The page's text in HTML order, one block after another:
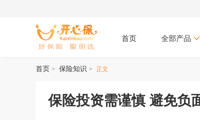
首页 全部产品
首页 > 保险知识 > 正文
保险投资需谨慎 避免负